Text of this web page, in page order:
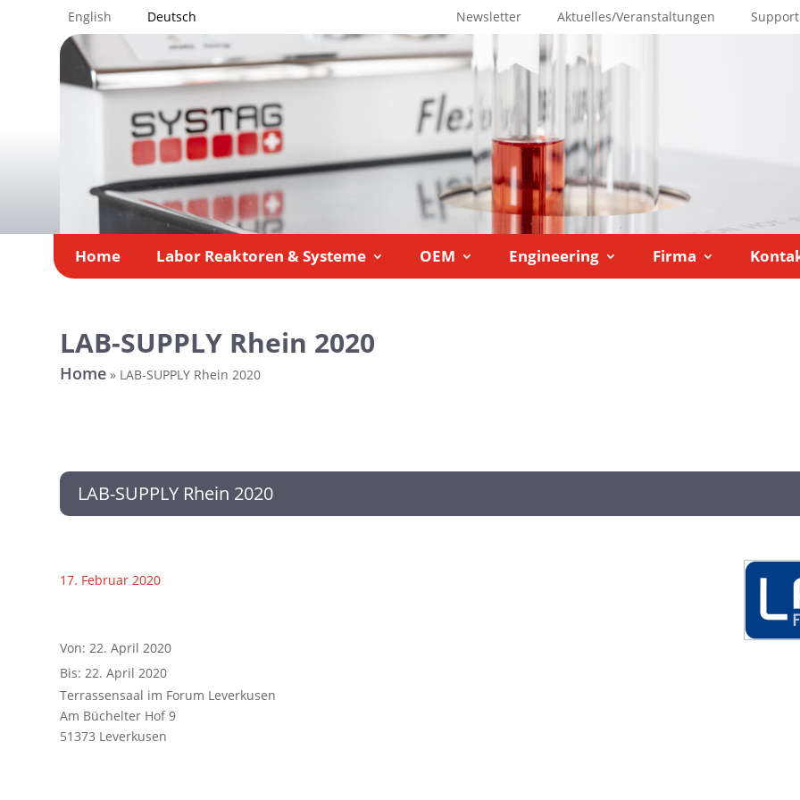
English Deutsch Newsletter Aktuelles/Veranstaltungen Support
Home Labor Reaktoren & Systeme OEM Engineering Firma
LAB-SUPPLY Rhein 2020
Home » LAB-SUPPLY Rhein 2020
LAB-SUPPLY Rhein 2020
17. Februar 2020
Von: 22. April 2020
Bis: 22. April 2020
Terrassensaal im Forum Leverkusen
Am Büchelter Hof 9
51373 Leverkusen